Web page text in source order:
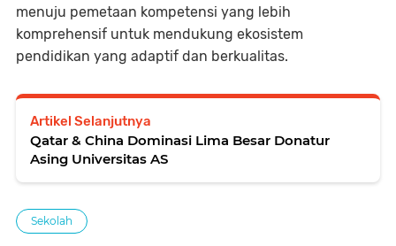
menuju pemetaan kompetensi yang lebih
komprehensif untuk mendukung ekosistem
pendidikan yang adaptif dan berkualitas.
Artikel Selanjutnya
Qatar & China Dominasi Lima Besar Donatur
Asing Universitas AS
Sekolah